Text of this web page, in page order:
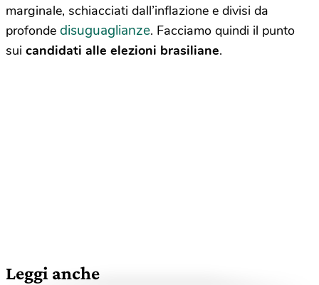
marginale, schiacciati dall’inflazione e divisi da
profonde disuguaglianze. Facciamo quindi il punto
sui candidati alle elezioni brasiliane.
Leggi anche